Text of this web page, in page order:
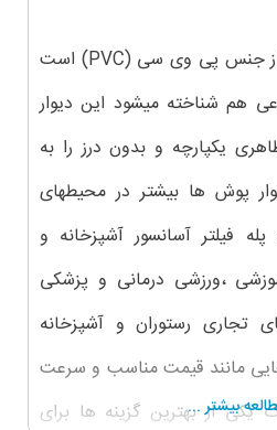
ماربل شیت دیوار پوشی از جنس پی وی سی (PVC) است
هم شناخته میشود این دیوار
یکپارچه و بدون درز را به
پوش ها بیشتر در محیطهای
فیلتر آسانسور آشپزخانه و
،ورزشی درمانی و پزشکی
تجاری رستوران و آشپزخانه
هایی مانند قیمت مناسب و سرعت
از بهترین گزینه ها برای
بیشتر ...